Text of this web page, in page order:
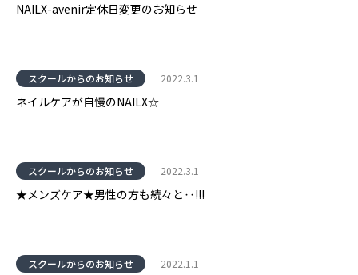
NAILX-avenir定休日変更のお知らせ
スクールからのお知らせ 2022.3.1
ネイルケアが自慢のNAILX☆
スクールからのお知らせ 2022.3.1
★メンズケア★男性の方も続々と‥!!!
スクールからのお知らせ 2022.1.1